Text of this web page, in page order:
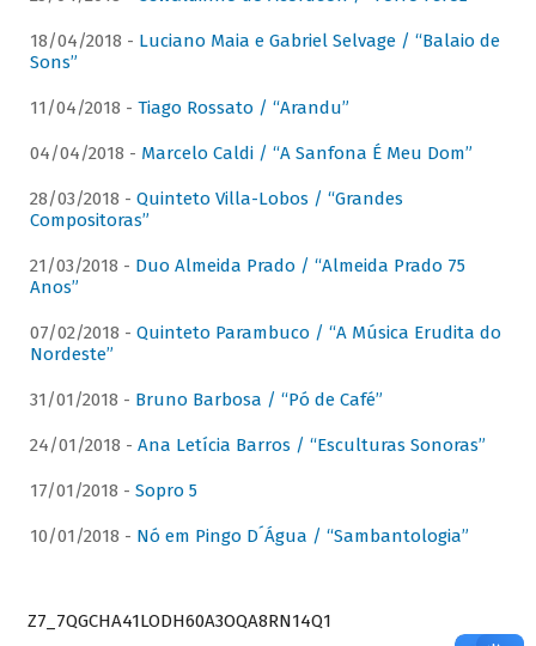
18/04/2018 - Luciano Maia e Gabriel Selvage / “Balaio de
Sons”
11/04/2018 - Tiago Rossato / “Arandu”
04/04/2018 - Marcelo Caldi / “A Sanfona É Meu Dom”
28/03/2018 - Quinteto Villa-Lobos / “Grandes
Compositoras”
21/03/2018 - Duo Almeida Prado / “Almeida Prado 75
Anos”
07/02/2018 - Quinteto Parambuco / “A Música Erudita do
Nordeste”
31/01/2018 - Bruno Barbosa / “Pó de Café”
24/01/2018 - Ana Letícia Barros / “Esculturas Sonoras”
17/01/2018 - Sopro 5
10/01/2018 - Nó em Pingo D´Água / “Sambantologia”
Z7_7QGCHA41LODH60A3OQA8RN14Q1